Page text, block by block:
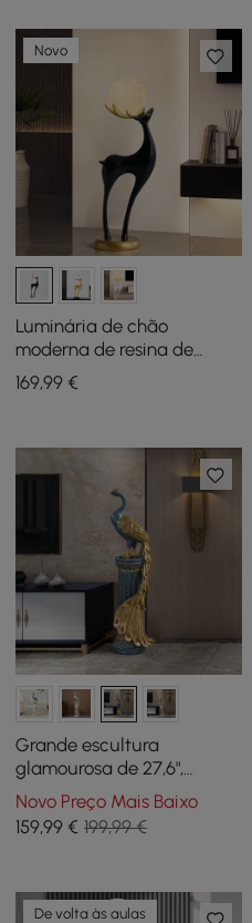
Novo
Luminária de chão
moderna de resina de
veado com controle remoto
— 30" de altura com bola
169,99 €
Grande escultura
glamourosa de 27,6",
decoração, arte, sala de
estar, quarto em azul e
dourado
Novo Preço Mais Baixo
159,99 € 199,99 €
De volta às aulas